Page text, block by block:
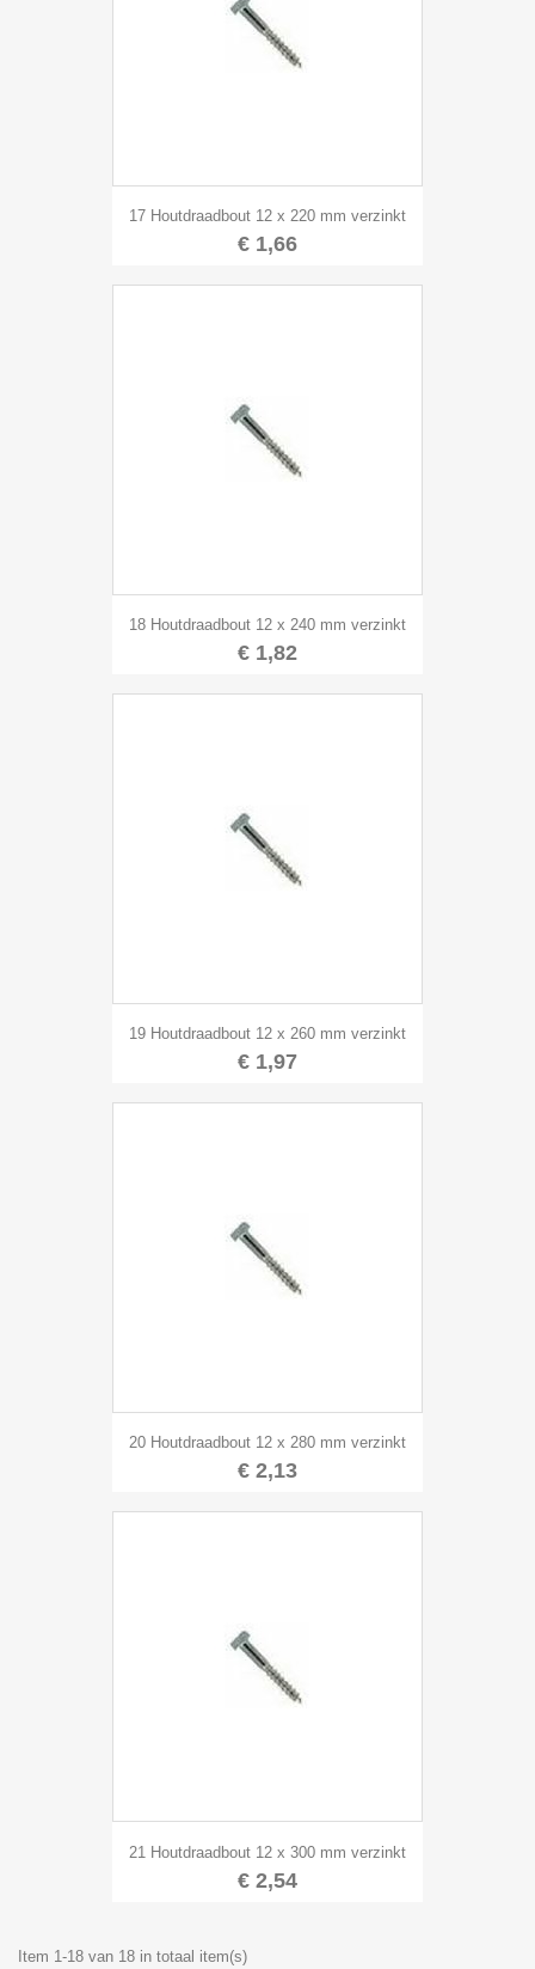
17 Houtdraadbout 12 x 220 mm verzinkt
€ 1,66
18 Houtdraadbout 12 x 240 mm verzinkt
€ 1,82
19 Houtdraadbout 12 x 260 mm verzinkt
€ 1,97
20 Houtdraadbout 12 x 280 mm verzinkt
€ 2,13
21 Houtdraadbout 12 x 300 mm verzinkt
€ 2,54
Item 1-18 van 18 in totaal item(s)